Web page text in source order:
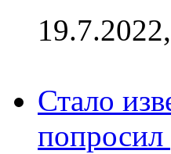
Стало
попросил